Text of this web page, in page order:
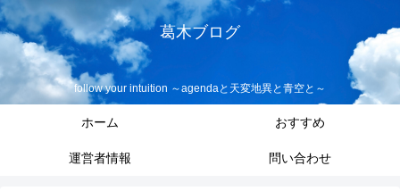
葛木ブログ
follow your intuition ～agendaと天変地異と青空と～
ホーム おすすめ
運営者情報 問い合わせ